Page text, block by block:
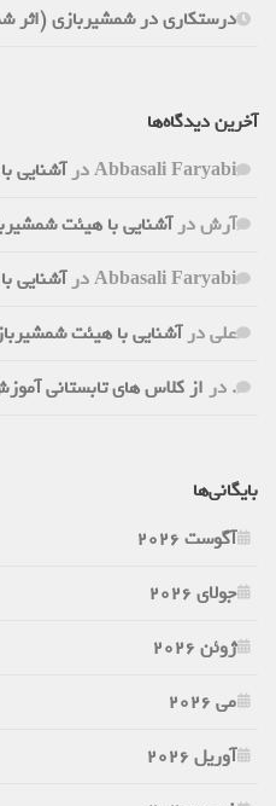
درستکاری در شمشیربازی (اثر شماره
آخرین دیدگاه‌ها
Abbasali Faryabiدرآشنایی با
آرشدرآشنایی با هیئت
Abbasali Faryabiدرآشنایی با
علیدرآشنایی با هیئت
.دراز کلاس های تابستانی
بایگانی‌ها
آگوست 2026
جولای 2026
ژوئن 2026
می 2026
آوریل 2026